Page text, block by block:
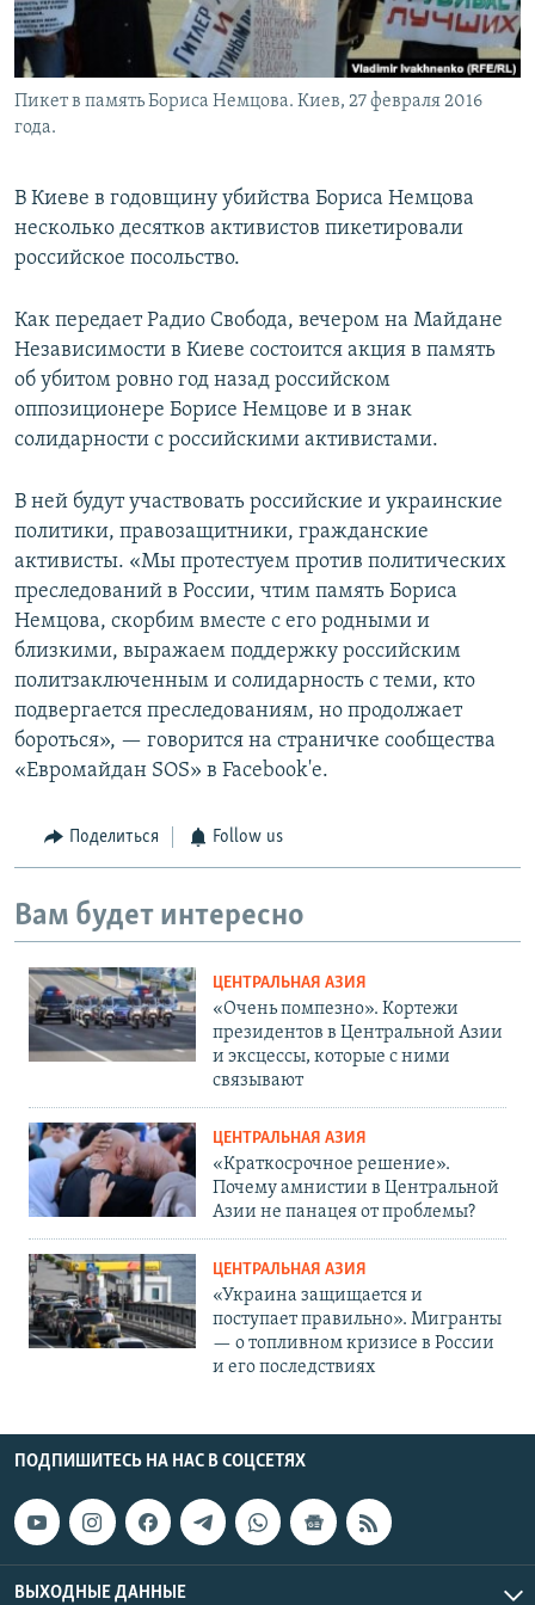
Пикет в память Бориса Немцова. Киев, 27 февраля 2016
года.
В Киеве в годовщину убийства Бориса Немцова
несколько десятков активистов пикетировали
российское посольство.
Как передает Радио Свобода, вечером на Майдане
Независимости в Киеве состоится акция в память
об убитом ровно год назад российском
оппозиционере Борисе Немцове и в знак
солидарности с российскими активистами.
В ней будут участвовать российские и украинские
политики, правозащитники, гражданские
активисты. «Мы протестуем против политических
преследований в России, чтим память Бориса
Немцова, скорбим вместе с его родными и
близкими, выражаем поддержку российским
политзаключенным и солидарность с теми, кто
подвергается преследованиям, но продолжает
бороться», — говорится на страничке сообщества
«Евромайдан SOS» в Facebook'е.
Поделиться Follow us
Вам будет интересно
ЦЕНТРАЛЬНАЯ АЗИЯ
«Очень помпезно». Кортежи
президентов в Центральной Азии
и эксцессы, которые с ними
связывают
ЦЕНТРАЛЬНАЯ АЗИЯ
«Краткосрочное решение».
Почему амнистии в Центральной
Азии не панацея от проблемы?
ЦЕНТРАЛЬНАЯ АЗИЯ
«Украина защищается и
поступает правильно». Мигранты
— о топливном кризисе в России
и его последствиях
ПОДПИШИТЕСЬ НА НАС В СОЦСЕТЯХ
ВЫХОДНЫЕ ДАННЫЕ